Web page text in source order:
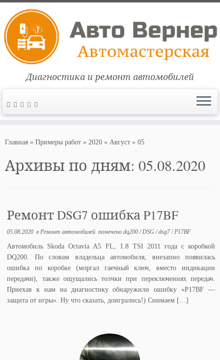
Диагностика и ремонт автомобилей
Главная » Примеры работ » 2020 » Август » 05
Архивы по дням: 05.08.2020
Ремонт DSG7 ошибка P17BF
05.08.2020 в Ремонт автомобилей помеченоdq200/ DSG/dsg7/ P17BF
Автомобиль Skoda Octavia A5 FL, 1.8 TSI 2011 года с коробкой
DQ200. По словам владельца автомобиля, внезапно появилась
ошибка по коробке (моргал гаечный ключ, вместо индикации
передачи), также ощущались толчки при переключениях передач.
Приехав к нам на диагностику обнаружили ошибку «P17BF —
защита от игры». Ну что сказать, доигрались!) Снимаем […]